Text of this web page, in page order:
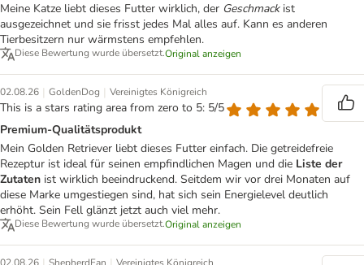
Meine Katze liebt dieses Futter wirklich, der Geschmackist
ausgezeichnet und sie frisst jedes Mal alles auf. Kann es anderen
Tierbesitzern nur wärmstens empfehlen.
Diese Bewertung wurde übersetzt.Original anzeigen
02.08.26 | GoldenDog | Vereinigtes Königreich
This is a stars rating area from zero to 5: 5/5
Premium-Qualitätsprodukt
Mein Golden Retriever liebt dieses Futter einfach. Die getreidefreie
Rezeptur ist ideal für seinen empfindlichen Magen und die Liste der
Zutaten ist wirklich beeindruckend. Seitdem wir vor drei Monaten auf
diese Marke umgestiegen sind, hat sich sein Energielevel deutlich
erhöht. Sein Fell glänzt jetzt auch viel mehr.
Diese Bewertung wurde übersetzt.Original anzeigen